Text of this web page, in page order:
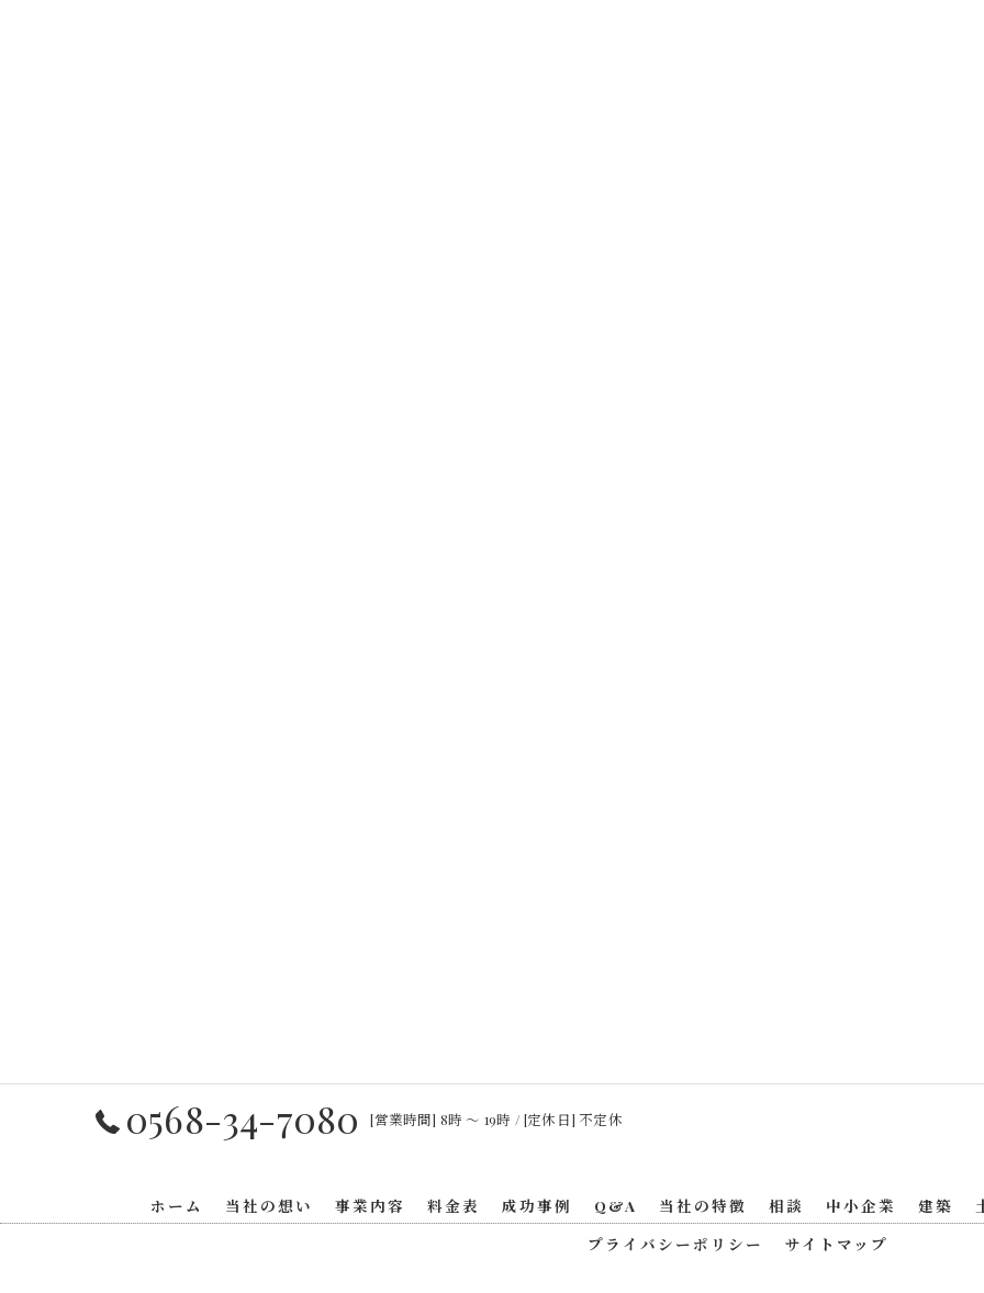
0568-34-7080 [営業時間] 8時 〜 19時 / [定休日] 不定休
ホーム 当社の想い 事業内容 料金表 成功事例 Q&A 当社の特徴 相談 中小企業 建築
プライバシーポリシー
サイトマップ